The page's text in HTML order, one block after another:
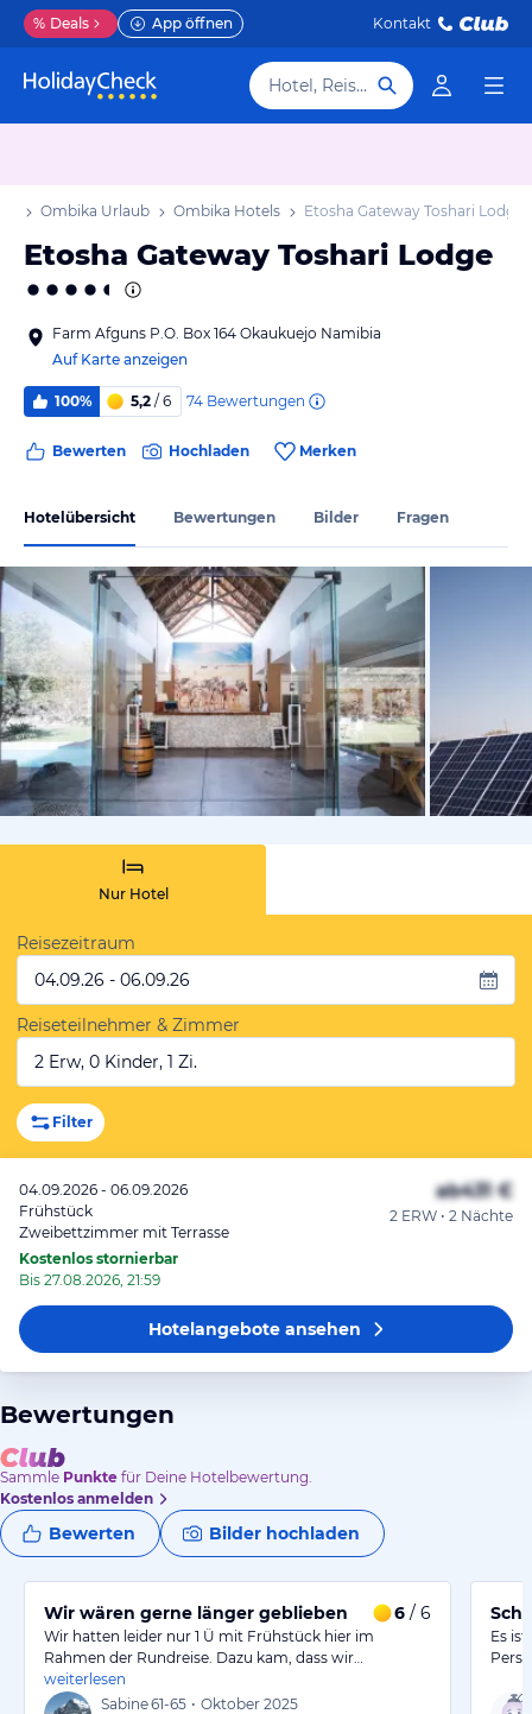
% Deals App öffnen Kontakt
Hotel, Reiseziel
Ombika Urlaub Ombika Hotels Etosha Gateway Toshari Lodge
Etosha Gateway Toshari Lodge
Farm Afguns P.O. Box 164 Okaukuejo Namibia
Auf Karte anzeigen
100% 5,2 / 6 74 Bewertungen
Bewerten Hochladen Merken
Hotelübersicht Bewertungen Bilder Fragen
von
Nur Hotel
Reisezeitraum
04.09.26 - 06.09.26
Reiseteilnehmer & Zimmer
2 Erw, 0 Kinder, 1 Zi.
Filter
04.09.2026 - 06.09.2026
Frühstück
Zweibettzimmer mit Terrasse
Kostenlos stornierbar
Bis 27.08.2026, 21:59
ab431 €
2 ERW • 2 Nächte
Hotelangeboteansehen
Bewertungen
Sammle Punkte für Deine Hotelbewertung.
Kostenlos anmelden
Bewerten Bilder hochladen
Wir wären gerne länger geblieben 6 / 6
Wir hatten leider nur 1 Ü mit Frühstück hier im
Rahmen der Rundreise. Dazu kam, dass wir…
weiterlesen
Sabine61-65 • Oktober 2025
Es